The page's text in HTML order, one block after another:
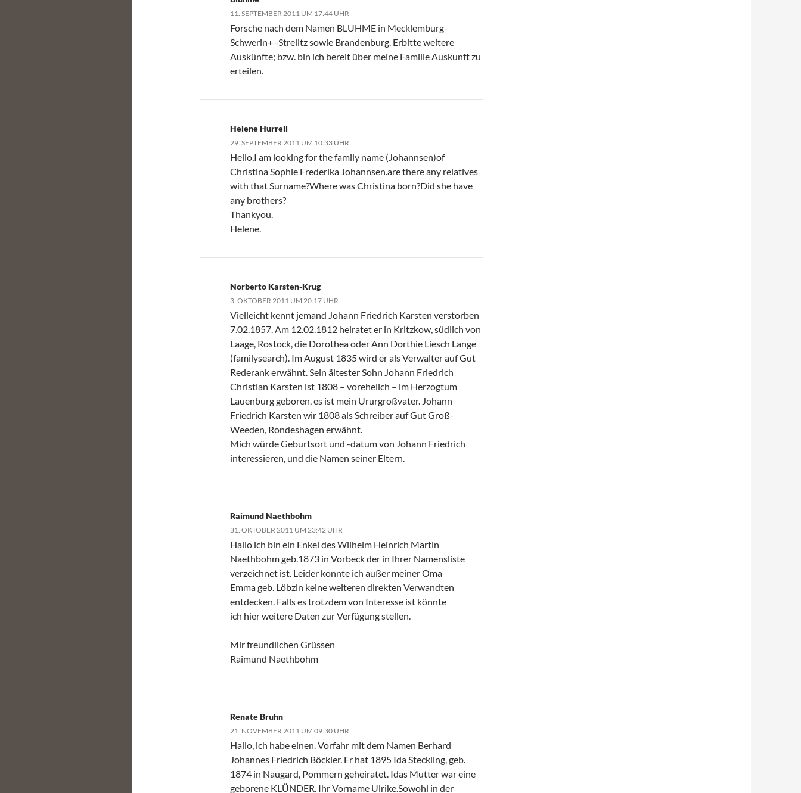
11. SEPTEMBER 2011 UM 17:44 UHR
Forsche nach dem Namen BLUHME in Mecklemburg-
Schwerin+ -Strelitz sowie Brandenburg. Erbitte weitere
Auskünfte; bzw. bin ich bereit über meine Familie Auskunft zu
erteilen.
Helene Hurrell
29. SEPTEMBER 2011 UM 10:33 UHR
Hello,I am looking for the family name (Johannsen)of
Christina Sophie Frederika Johannsen.are there any relatives
with that Surname?Where was Christina born?Did she have
any brothers?
Thankyou.
Helene.
Norberto Karsten-Krug
3. OKTOBER 2011 UM 20:17 UHR
Vielleicht kennt jemand Johann Friedrich Karsten verstorben
7.02.1857. Am 12.02.1812 heiratet er in Kritzkow, südlich von
Laage, Rostock, die Dorothea oder Ann Dorthie Liesch Lange
(familysearch). Im August 1835 wird er als Verwalter auf Gut
Rederank erwähnt. Sein ältester Sohn Johann Friedrich
Christian Karsten ist 1808 – vorehelich – im Herzogtum
Lauenburg geboren, es ist mein Ururgroßvater. Johann
Friedrich Karsten wir 1808 als Schreiber auf Gut Groß-
Weeden, Rondeshagen erwähnt.
Mich würde Geburtsort und -datum von Johann Friedrich
interessieren, und die Namen seiner Eltern.
Raimund Naethbohm
31. OKTOBER 2011 UM 23:42 UHR
Hallo ich bin ein Enkel des Wilhelm Heinrich Martin
Naethbohm geb.1873 in Vorbeck der in Ihrer Namensliste
verzeichnet ist. Leider konnte ich außer meiner Oma
Emma geb. Löbzin keine weiteren direkten Verwandten
entdecken. Falls es trotzdem von Interesse ist könnte
ich hier weitere Daten zur Verfügung stellen.
Mir freundlichen Grüssen
Raimund Naethbohm
Renate Bruhn
21. NOVEMBER 2011 UM 09:30 UHR
Hallo, ich habe einen. Vorfahr mit dem Namen Berhard
Johannes Friedrich Böckler. Er hat 1895 Ida Steckling, geb.
1874 in Naugard, Pommern geheiratet. Idas Mutter war eine
geborene KLÜNDER. Ihr Vorname Ulrike.Sowohl in der